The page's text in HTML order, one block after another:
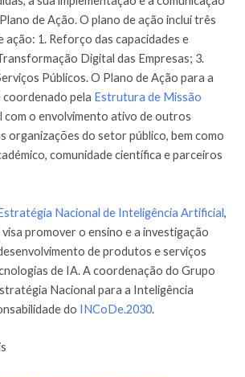
de Ação. O plano de ação inclui três
ação: 1. Reforço das capacidades e
Digital das Empresas; 3.
Públicos. O Plano de Ação para a
pela Estrutura de Missão
com o envolvimento ativo de outros
organizações do setor público, bem como
comunidade científica e parceiros
Nacional de Inteligência Artificial,
visa promover o ensino e a investigação
de produtos e serviços
de IA. A coordenação do Grupo
Nacional para a Inteligência
do INCoDe.2030.